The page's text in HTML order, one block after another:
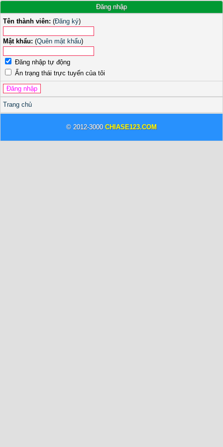
Đăng nhập
Tên thành viên: (Đăng ký)
Mật khẩu: (Quên mật khẩu)
Đăng nhập tự động
Ẩn trạng thái trực tuyến của tôi
Trang chủ
© 2012-3000 CHIASE123.COM